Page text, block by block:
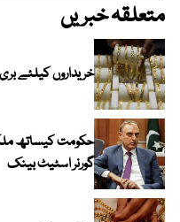
متعلقہ خبریں
خریداروں کیلئے
حکومت کیساتھ
گورنر اسٹیٹ بینک